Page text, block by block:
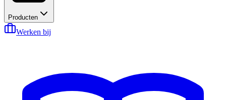
Producten
Werken bij